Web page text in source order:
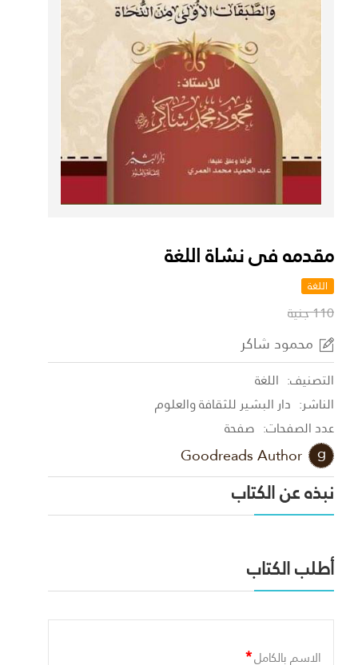
مقدمه فى نشاة اللغة
اللغة
110 جنية
محمود شاكر
التصنيف: اللغة
الناشر: دار البشير للثقافة والعلوم
عدد الصفحات: صفحة
Goodreads Author
نبذه عن الكتاب
أطلب الكتاب
الاسم بالكامل*